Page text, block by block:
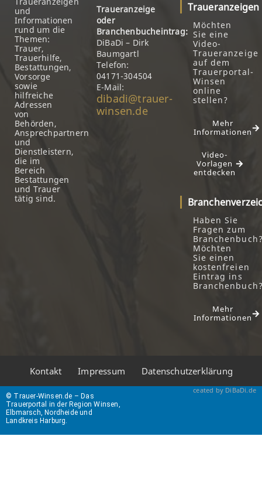
und
Informationen
rund um die
Themen:
Trauer,
Trauerhilfe,
Bestattungen,
Vorsorge
sowie
hilfreiche
Adressen
von
Behörden,
Ansprechpartnern
und
Dienstleistern,
die im
Bereich
Bestattungen
und Trauer
tätig sind.
Traueranzeige
oder
Branchenbucheintrag:
DiBaDi – Dirk
Baumgartl
Telefon:
04171-304504
E-Mail:
dibadi@trauer-
winsen.de
Traueranzeigen
Möchten
Sie eine
Video-
Traueranzeige
auf dem
Trauerportal-
Winsen
online
stellen?
Mehr
Informationen
Video-
Vorlagen
entdecken
Haben Sie
Fragen zum
Möchten
Sie einen
kostenfreien
Eintrag ins
Mehr
Informationen
Kontakt Impressum Datenschutzerklärung
© Trauer-Winsen.de – Das
Trauerportal in der Region Winsen,
Elbmarsch, Nordheide und
Landkreis Harburg.
ceated by DiBaDi.de